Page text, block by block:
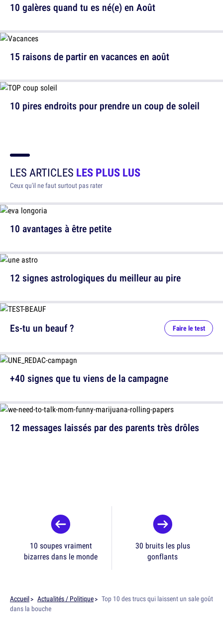
15 raisons de partir en vacances en août
10 galères quand tu es né(e) en Août
10 pires endroits pour prendre un coup de soleil
LES ARTICLES LES PLUS LUS
Ceux qu'il ne faut surtout pas rater
10 avantages à être petite
12 signes astrologiques du meilleur au pire
12 messages laissés par des parents très drôles
Es-tu un beauf ? Faire le test
+40 signes que tu viens de la campagne
10 soupes vraiment
bizarres dans le monde
30 bruits les plus
gonflants
Accueil Actualités / Politique
Top 10 des trucs qui laissent un sale goût
dans la bouche